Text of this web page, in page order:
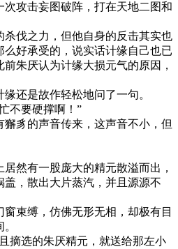
次攻击妄图破阵，打在天地二图和
伐之力，但他自身的反击其实也
好承受的，说实话计缘自己也已
朱厌认为计缘大损元气的原因，
还是故作轻松地问了一句。
不要硬撑啊！”
豸的声音传来，这声音不小，但
然有一股庞大的精元散溢而出，
，散出大片蒸汽，并且源源不
束缚，仿佛无形无相，却极有目
摘选的朱厌精元，就送给那左小